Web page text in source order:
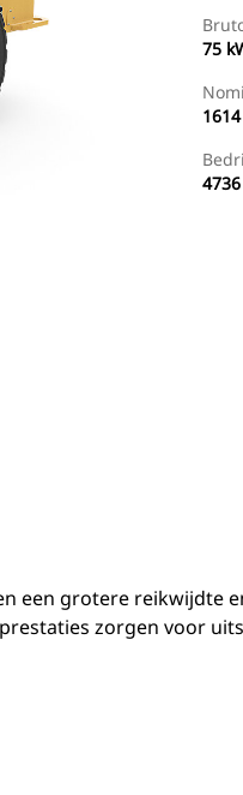
75
een grotere reikwijdte
zorgen voor